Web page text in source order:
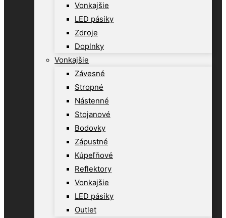
Vonkajšie
LED pásiky
Zdroje
Doplnky
Vonkajšie
Závesné
Stropné
Nástenné
Stojanové
Bodovky
Zápustné
Kúpeľňové
Reflektory
Vonkajšie
LED pásiky
Outlet